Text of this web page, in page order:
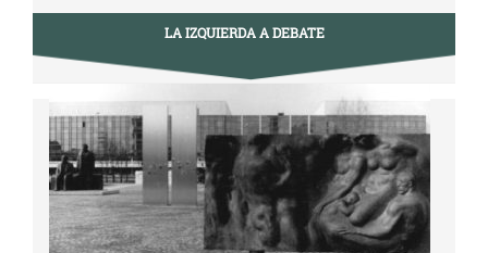
LA IZQUIERDA A DEBATE